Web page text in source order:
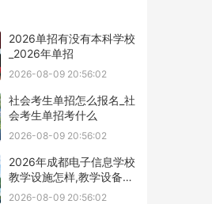
2026单招有没有本科学校
_2026年单招
2026-08-09 20:56:02
社会考生单招怎么报名_社
会考生单招考什么
2026-08-09 20:56:02
2026年成都电子信息学校
教学设施怎样,教学设备展
示
2026-08-09 20:56:02